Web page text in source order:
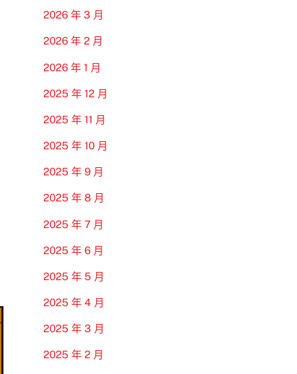
2026 年 3 月
2026 年 2 月
2026 年 1 月
2025 年 12 月
2025 年 11 月
2025 年 10 月
2025 年 9 月
2025 年 8 月
2025 年 7 月
2025 年 6 月
2025 年 5 月
2025 年 4 月
2025 年 3 月
2025 年 2 月